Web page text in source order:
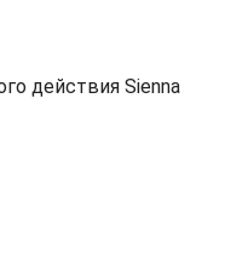
действия Sienna